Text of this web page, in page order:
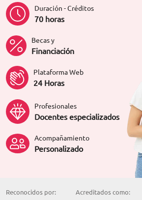
Duración - Créditos
70 horas
Becas y
Financiación
Plataforma Web
24 Horas
Profesionales
Docentes especializados
Acompañamiento
Personalizado
Reconocidos por: Acreditados como: